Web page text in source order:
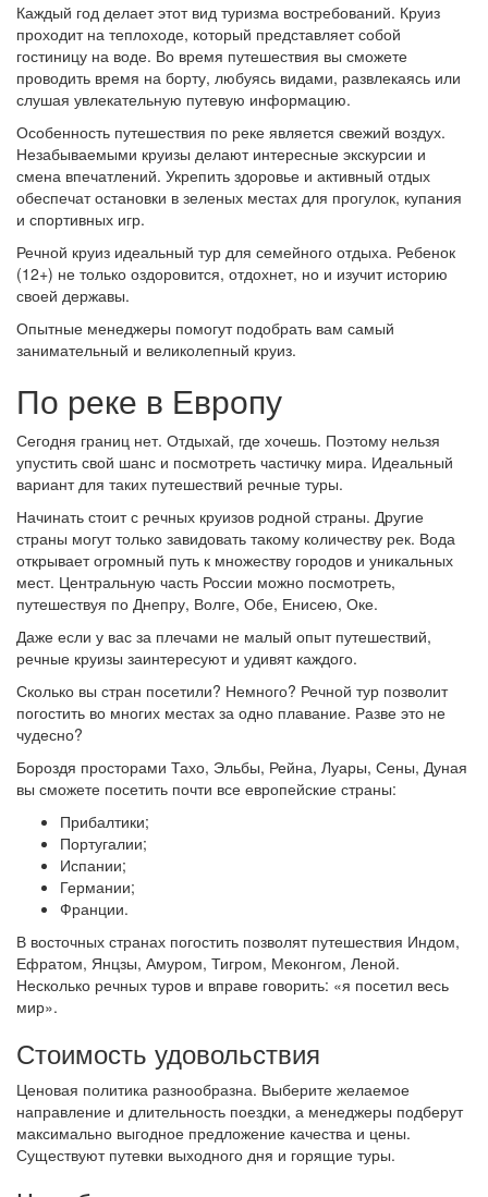
Каждый год делает этот вид туризма востребований. Круиз
проходит на теплоходе, который представляет собой
гостиницу на воде. Во время путешествия вы сможете
проводить время на борту, любуясь видами, развлекаясь или
слушая увлекательную путевую информацию.
Особенность путешествия по реке является свежий воздух.
Незабываемыми круизы делают интересные экскурсии и
смена впечатлений. Укрепить здоровье и активный отдых
обеспечат остановки в зеленых местах для прогулок, купания
и спортивных игр.
Речной круиз идеальный тур для семейного отдыха. Ребенок
(12+) не только оздоровится, отдохнет, но и изучит историю
своей державы.
Опытные менеджеры помогут подобрать вам самый
занимательный и великолепный круиз.
По реке в Европу
Сегодня границ нет. Отдыхай, где хочешь. Поэтому нельзя
упустить свой шанс и посмотреть частичку мира. Идеальный
вариант для таких путешествий речные туры.
Начинать стоит с речных круизов родной страны. Другие
страны могут только завидовать такому количеству рек. Вода
открывает огромный путь к множеству городов и уникальных
мест. Центральную часть России можно посмотреть,
путешествуя по Днепру, Волге, Обе, Енисею, Оке.
Даже если у вас за плечами не малый опыт путешествий,
речные круизы заинтересуют и удивят каждого.
Сколько вы стран посетили? Немного? Речной тур позволит
погостить во многих местах за одно плавание. Разве это не
чудесно?
Бороздя просторами Тахо, Эльбы, Рейна, Луары, Сены, Дуная
вы сможете посетить почти все европейские страны:
Прибалтики;
Португалии;
Испании;
Германии;
Франции.
В восточных странах погостить позволят путешествия Индом,
Ефратом, Янцзы, Амуром, Тигром, Меконгом, Леной.
Несколько речных туров и вправе говорить: «я посетил весь
мир».
Стоимость удовольствия
Ценовая политика разнообразна. Выберите желаемое
направление и длительность поездки, а менеджеры подберут
максимально выгодное предложение качества и цены.
Существуют путевки выходного дня и горящие туры.